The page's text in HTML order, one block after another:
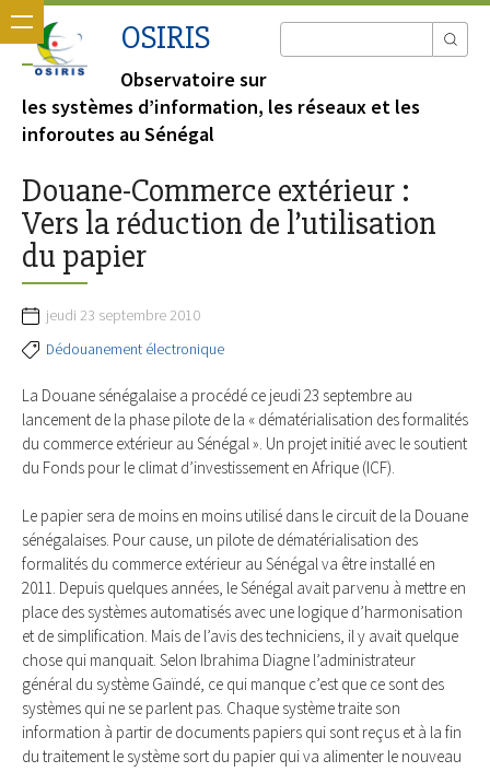
OSIRIS
Observatoire sur
les systèmes d’information, les réseaux et les
inforoutes au Sénégal
Douane-Commerce extérieur :
Vers la réduction de l’utilisation
du papier
jeudi 23 septembre 2010
Dédouanement électronique
La Douane sénégalaise a procédé ce jeudi 23 septembre au
lancement de la phase pilote de la « dématérialisation des formalités
du commerce extérieur au Sénégal ». Un projet initié avec le soutient
du Fonds pour le climat d’investissement en Afrique (ICF).
Le papier sera de moins en moins utilisé dans le circuit de la Douane
sénégalaises. Pour cause, un pilote de dématérialisation des
formalités du commerce extérieur au Sénégal va être installé en
2011. Depuis quelques années, le Sénégal avait parvenu à mettre en
place des systèmes automatisés avec une logique d’harmonisation
et de simplification. Mais de l’avis des techniciens, il y avait quelque
chose qui manquait. Selon Ibrahima Diagne l’administrateur
général du système Gaïndé, ce qui manque c’est que ce sont des
systèmes qui ne se parlent pas. Chaque système traite son
information à partir de documents papiers qui sont reçus et à la fin
du traitement le système sort du papier qui va alimenter le nouveau